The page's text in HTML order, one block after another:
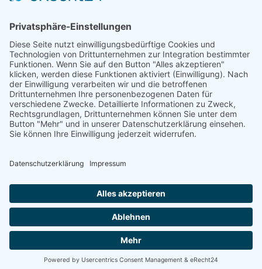
KGM hat den KGM Musso in der Diesel-Variante frisch renoviert. Ein
stämmiger Pic...
05.08.2026
Gewerbeversicherung: Vergleichen mit KI, Portal – oder
Berater?
Angebote der Gewerbeversicherung können längst online
verglichen werden. Doch ei...
Druckversion| Sitemap
Metallbauer-Innung Bruchsal - Alle
Rechte vorbehalten (Anbieter)
Login